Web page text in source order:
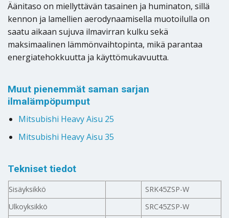
Äänitaso on miellyttävän tasainen ja huminaton, sillä
kennon ja lamellien aerodynaamisella muotoilulla on
saatu aikaan sujuva ilmavirran kulku sekä
maksimaalinen lämmönvaihtopinta, mikä parantaa
energiatehokkuutta ja käyttömukavuutta.
Muut pienemmät saman sarjan
ilmalämpöpumput
Mitsubishi Heavy Aisu 25
Mitsubishi Heavy Aisu 35
Tekniset tiedot
Sisäyksikkö
SRK45ZSP-W
Ulkoyksikkö
SRC45ZSP-W